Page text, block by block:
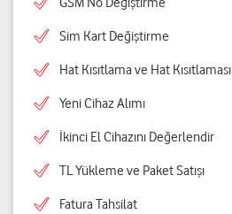
Sim Kart Değiştirme
Hat Kısıtlama ve Hat
Yeni Cihaz Alımı
İkinci El Cihazını Değerlendir
TL Yükleme ve Paket Satışı
Fatura Tahsilat